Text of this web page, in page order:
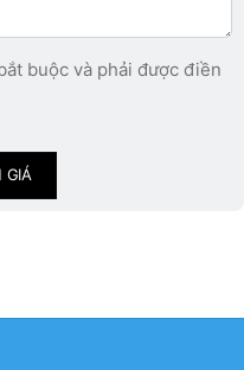
buộc và phải được điền
GIÁ